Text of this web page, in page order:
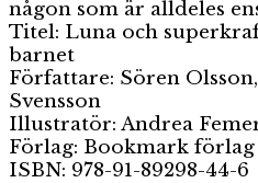
någon som är alldeles
Titel: Luna och
barnet
Författare: Sören
Svensson
Illustratör: Andrea
Förlag: Bookmark förlag
ISBN: 978-91-89298-44-6